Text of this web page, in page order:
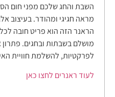
השבת והחג שלכם מפני חום
מראה חגיגי ומהודר. בעיצוב
הראנר הזה הוא פריט חובה
מושלם בשבתות ובחגים.
לפרקטיות, להשלמת חוויית
לעוד ראנרים לחצו כאן